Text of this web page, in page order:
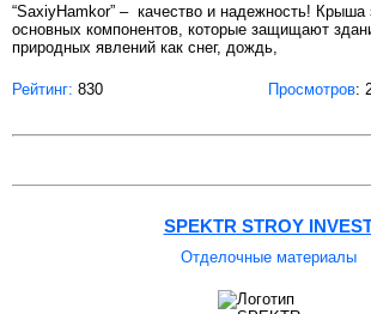
“SaxiyHamkor” – качество и надежность! Крыша
основных компонентов, которые защищают
природных явлений как снег, дождь,
Рейтинг: 830 Просмотров:
SPEKTR STROY
Отделочные материалы